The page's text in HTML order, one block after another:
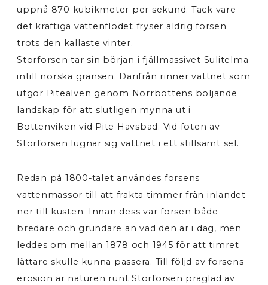
uppnå 870 kubikmeter per sekund. Tack vare
det kraftiga vattenflödet fryser aldrig forsen
trots den kallaste vinter.
Storforsen tar sin början i fjällmassivet Sulitelma
intill norska gränsen. Därifrån rinner vattnet som
utgör Piteälven genom Norrbottens böljande
landskap för att slutligen mynna ut i
Bottenviken vid Pite Havsbad. Vid foten av
Storforsen lugnar sig vattnet i ett stillsamt sel.
Redan på 1800-talet användes forsens
vattenmassor till att frakta timmer från inlandet
ner till kusten. Innan dess var forsen både
bredare och grundare än vad den är i dag, men
leddes om mellan 1878 och 1945 för att timret
lättare skulle kunna passera. Till följd av forsens
erosion är naturen runt Storforsen präglad av